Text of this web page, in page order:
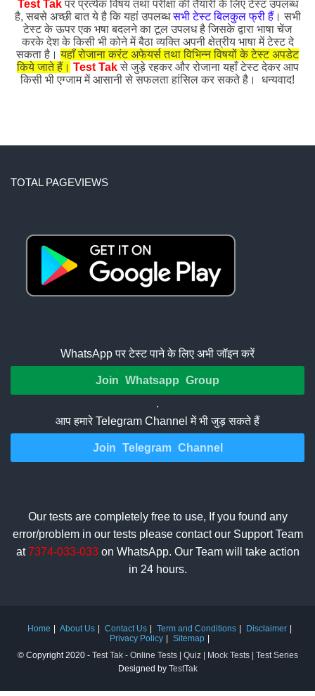
Test Takपर प्रत्येक विषय तथा परीक्षा की तैयारी के लिए टेस्ट उपलब्ध
है, सबसे अच्छी बात ये है कि यहां उपलब्धसभी टेस्ट बिलकुल फ्री हैं। सभी
टेस्ट के ऊपर एक भषा बदलने का टूल उपलध है जिसके द्वारा भाषा चेंज
करके देश के किसी भी कोने में बैठा व्यक्ति अपनी क्षेत्रीय भाषा में टेस्ट दे
सकता है।यहाँ रोजाना करंट अफेयर्स तथा विभिन्न विषयों के टेस्ट अपडेट
किये जाते हैं। Test Takसे जुड़े रहकर और रोजाना यहाँ टेस्ट देकर आप
किसी भी एग्जाम में आसानी से सफलता हांसिल कर सकते है। धन्यवाद!
TOTAL PAGEVIEWS
WhatsApp पर टेस्ट पाने के लिए अभी जॉइन करें
Join Whatsapp Group
.
आप हमारे Telegram Channel में भी जुड़ सकते हैं
Join Telegram Channel
Our tests are completely free to use, If you found any
error/problem in our tests please contact our Support Team
at7374-033-033on WhatsApp. Our Team will take action
in 24 hours.
Home About Us Contact Us Term and Conditions
Disclaimer
Privacy Policy
Sitemap
© Copyright 2020 - Test Tak - Online Tests | Quiz | Mock Tests | Test Series
Designed by TestTak